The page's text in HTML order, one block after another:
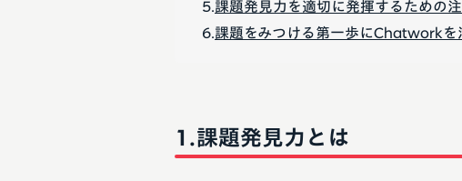
課題発見力を適切に発揮するための
課題をみつける第一歩にChatworkを
課題発見力とは